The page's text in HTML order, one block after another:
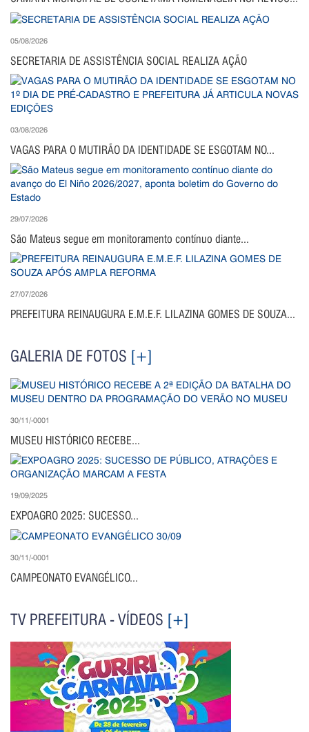
05/08/2026
SECRETARIA DE ASSISTÊNCIA SOCIAL REALIZA AÇÃO
03/08/2026
VAGAS PARA O MUTIRÃO DA IDENTIDADE SE ESGOTAM NO...
29/07/2026
São Mateus segue em monitoramento contínuo diante...
27/07/2026
PREFEITURA REINAUGURA E.M.E.F. LILAZINA GOMES DE SOUZA...
GALERIA DE FOTOS [+]
30/11/-0001
MUSEU HISTÓRICO RECEBE...
19/09/2025
EXPOAGRO 2025: SUCESSO...
30/11/-0001
CAMPEONATO EVANGÉLICO...
TV PREFEITURA - VÍDEOS [+]